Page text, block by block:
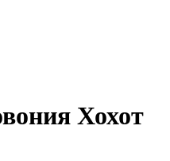
Хохот